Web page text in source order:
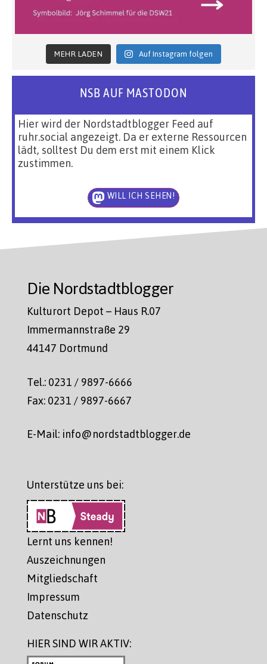
MEHR LADEN Auf Instagram folgen
NSB AUF MASTODON
Hier wird der Nordstadtblogger Feed auf
ruhr.social angezeigt. Da er externe Ressourcen
lädt, solltest Du dem erst mit einem Klick
zustimmen.
WILL ICH SEHEN!
Die Nordstadtblogger
Kulturort Depot – Haus R.07
Immermannstraße 29
44147 Dortmund
Tel.: 0231 / 9897-6666
Fax: 0231 / 9897-6667
E-Mail: info@nordstadtblogger.de
Unterstütze uns bei:
Lernt uns kennen!
Auszeichnungen
Mitgliedschaft
Impressum
Datenschutz
HIER SIND WIR AKTIV: